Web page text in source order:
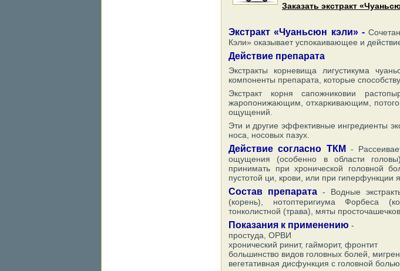
Заказать экстракт
Экстракт «Чуаньсюн кэли» -
Кэли» оказывает успокаивающее и
Действие препарата
Экстракты корневища лигустикума
компоненты препарата, которые
Экстракт корня сапожниковии
жаропонижающим, отхаркивающим,
ощущений.
Эти и другие эффективные ингредиенты
носа, носовых пазух.
Действие согласно ТКМ -
ощущения (особенно в области
принимать при хронической головной
пустотой ци, крови, или при гиперфункции
Состав препарата- Водные
(корень), нотоптеригиума Форбеса
тонколистной (трава), мяты
Показания к применению -
простуда, ОРВИ
хронический ринит, гайморит, фронтит
большинство видов головных болей,
вегетативная дисфункция с головной